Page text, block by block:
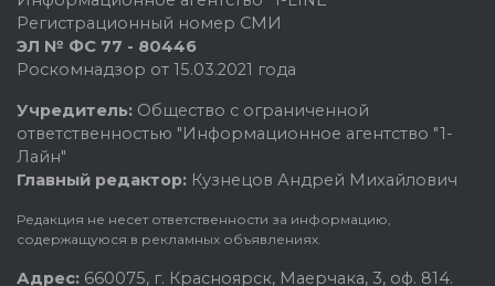
Регистрационный номер СМИ
ЭЛ № ФС 77 - 80446
Роскомнадзор от 15.03.2021 года
Учредитель: Общество с ограниченной
ответственностью "Информационное агентство "1-
Лайн"
Главный редактор: Кузнецов Андрей Михайлович
Редакция не несет ответственности за информацию,
содержащуюся в рекламных объявлениях.
Адрес: 660075, г. Красноярск, Маерчака, 3, оф. 814.